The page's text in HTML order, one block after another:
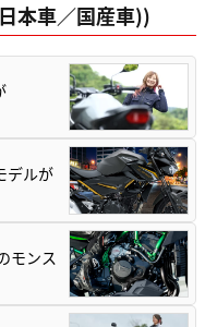
本車／国産車))
デルが
モンス